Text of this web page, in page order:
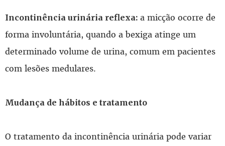
Incontinência urinária reflexa: a micção ocorre de
forma involuntária, quando a bexiga atinge um
determinado volume de urina, comum em pacientes
com lesões medulares.
Mudança de hábitos e tratamento
O tratamento da incontinência urinária pode variar